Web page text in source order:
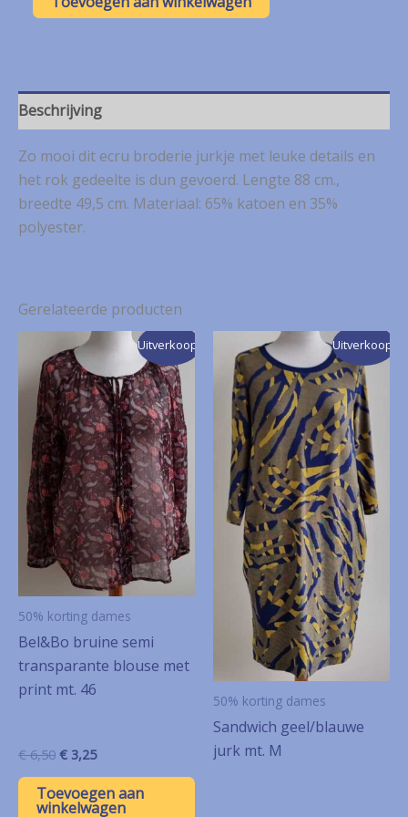
Milano
L
aantal
Beschrijving
Zo mooi dit ecru broderie jurkje met leuke details en
het rok gedeelte is dun gevoerd. Lengte 88 cm.,
breedte 49,5 cm. Materiaal: 65% katoen en 35%
polyester.
Gerelateerde producten
Uitverkoop!
50% korting dames
Bel&Bo bruine semi
transparante blouse met
print mt. 46
€6,50 Oorspronkelijke
was:
€ 6,50.
€ 3,25Huidige
is:
€ 3,25.
Toevoegen aan
winkelwagen
Uitverkoop!
50% korting dames
Sandwich geel/blauwe
jurk mt. M